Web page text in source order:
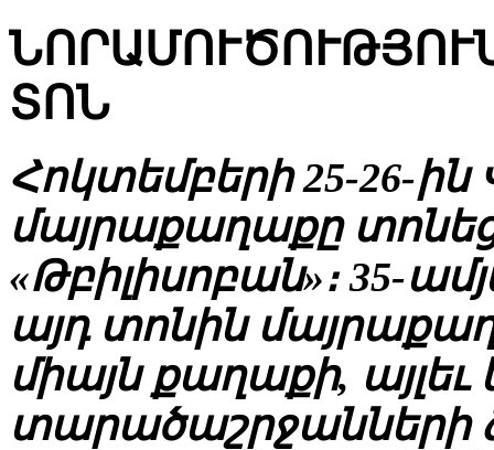
ՏՈՆ
Հոկտեմբերի 25-26-
մայրաքաղաքը
«Թբիլիսոբան»։ 35-
այդ տոնին
միայն քաղաքի, այլեւ
տարածաշրջանների